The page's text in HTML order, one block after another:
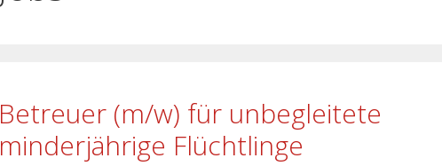
Betreuer (m/w) für unbegleitete
minderjährige Flüchtlinge